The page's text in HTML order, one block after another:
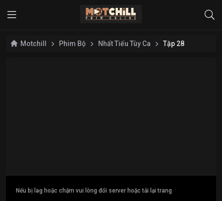
Motchill Phim Bộ Nhất Tiếu Tùy Ca Tập 28
Nếu bị lag hoặc chậm vui lòng đổi server hoặc tải lại trang